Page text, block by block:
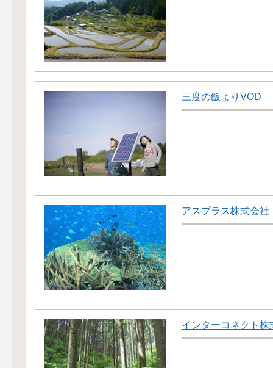
三度の飯よりVOD
アスプラス株式会社
インターコネクト株